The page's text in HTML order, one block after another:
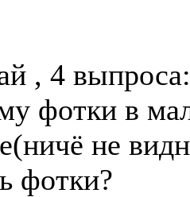
, 4 выпроса:
фотки в
не
фотки?